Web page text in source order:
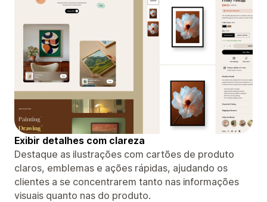
Exibir detalhes com clareza
Destaque as ilustrações com cartões de produto
claros, emblemas e ações rápidas, ajudando os
clientes a se concentrarem tanto nas informações
visuais quanto nas do produto.